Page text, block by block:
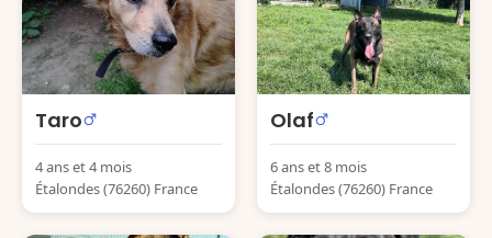
Taro
4 ans et 4 mois
Étalondes (76260) France
Olaf
6 ans et 8 mois
Étalondes (76260) France